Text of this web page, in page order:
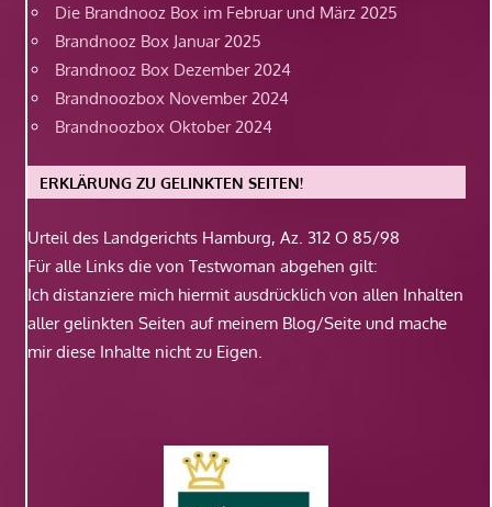
Die Brandnooz Box im Februar und März 2025
Brandnooz Box Januar 2025
Brandnooz Box Dezember 2024
Brandnoozbox November 2024
Brandnoozbox Oktober 2024
ERKLÄRUNG ZU GELINKTEN SEITEN!
Urteil des Landgerichts Hamburg, Az. 312 O 85/98
Für alle Links die von Testwoman abgehen gilt:
Ich distanziere mich hiermit ausdrücklich von allen Inhalten
aller gelinkten Seiten auf meinem Blog/Seite und mache
mir diese Inhalte nicht zu Eigen.